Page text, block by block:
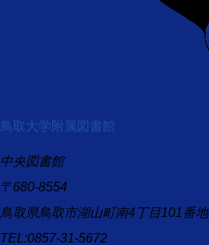
鳥取大学附属図書館
中央図書館
〒680-8554
鳥取県鳥取市湖山町南4丁目101番地
TEL:0857-31-5672